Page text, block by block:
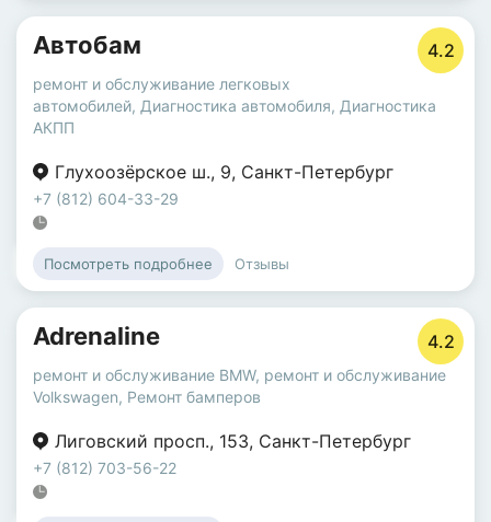
Автобам 4.2
ремонт и обслуживание легковых
автомобилей, Диагностика автомобиля, Диагностика
АКПП
Глухоозёрское ш., 9, Санкт-Петербург
+7 (812) 604-33-29
Посмотреть подробнее Отзывы
Adrenaline 4.2
ремонт и обслуживание BMW, ремонт и обслуживание
Volkswagen, Ремонт бамперов
Лиговский просп., 153, Санкт-Петербург
+7 (812) 703-56-22